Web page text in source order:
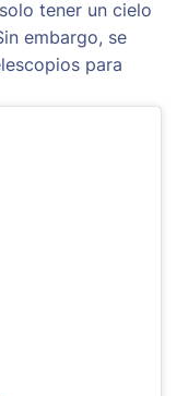
tener un cielo
embargo, se
para